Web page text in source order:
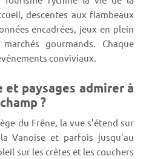
descentes aux flambeaux
encadrées, jeux en plein
gourmands. Chaque
conviviaux.
paysages admirer à
?
du Frêne, la vue s’étend sur
Vanoise et parfois jusqu’au
sur les crêtes et les couchers